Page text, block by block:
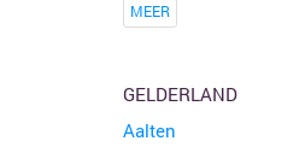
MEER
GELDERLAND
Aalten